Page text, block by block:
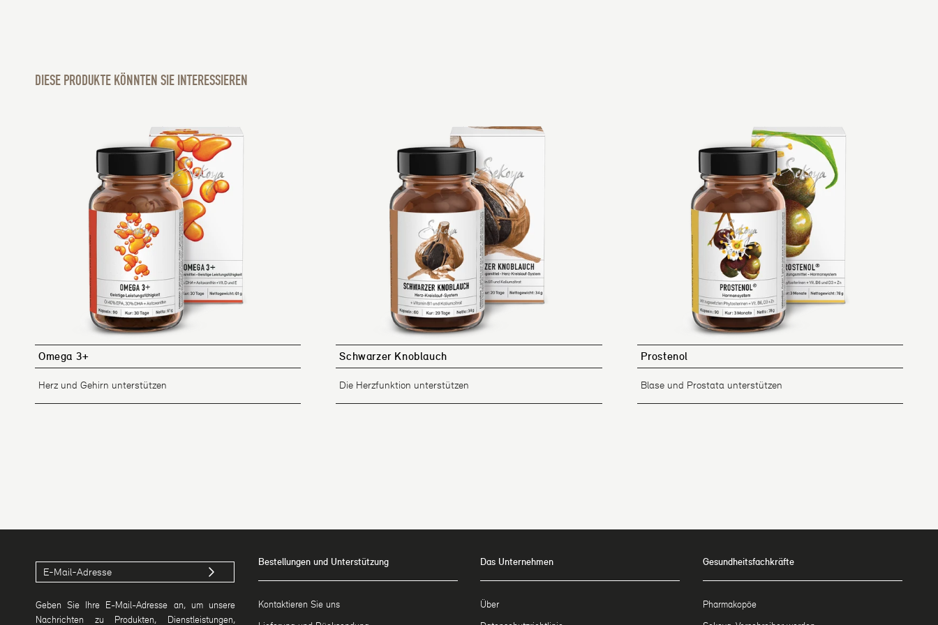
DIESE PRODUKTE KÖNNTEN SIE INTERESSIEREN
Omega 3+
Herz und Gehirn unterstützen
Schwarzer Knoblauch
Die Herzfunktion unterstützen
Prostenol
Blase und Prostata unterstützen
Geben Sie Ihre E-Mail-Adresse an, um unsere
Nachrichten zu Produkten, Dienstleistungen,
Bestellungen und Unterstützung
Kontaktieren Sie uns
Das Unternehmen
Über
Gesundheitsfachkräfte
Pharmakopöe